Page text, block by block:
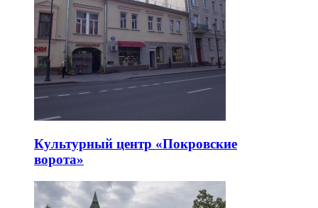
Культурный центр «Покровские
ворота»